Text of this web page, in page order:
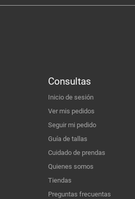
Consultas
Inicio de sesión
Ver mis pedidos
Seguir mi pedido
Guía de tallas
Cuidado de prendas
Quienes somos
Tiendas
Preguntas frecuentas